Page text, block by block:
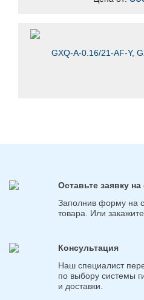
GXQ-A-0.16/21-AF-Y,
Оставьте заявку на
Заполнив форму на
товара. Или
Консультация
Наш специалист
по выбору системы
и доставки.